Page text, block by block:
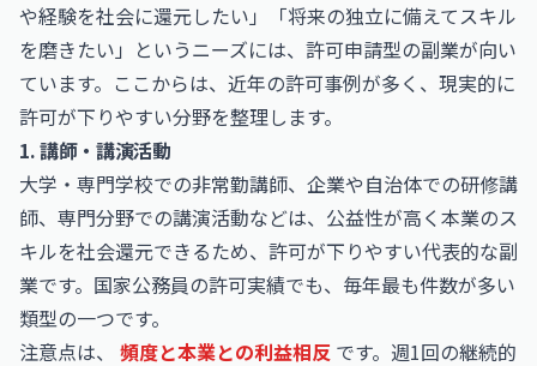
や経験を社会に還元したい」「将来の独立に備えてスキル
を磨きたい」というニーズには、許可申請型の副業が向い
ています。ここからは、近年の許可事例が多く、現実的に
許可が下りやすい分野を整理します。
1. 講師・講演活動
大学・専門学校での非常勤講師、企業や自治体での研修講
師、専門分野での講演活動などは、公益性が高く本業のス
キルを社会還元できるため、許可が下りやすい代表的な副
業です。国家公務員の許可実績でも、毎年最も件数が多い
類型の一つです。
注意点は、 頻度と本業との利益相反 です。週1回の継続的